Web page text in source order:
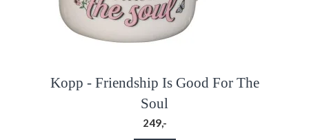
Kopp - Friendship Is Good For The
Soul
249,-